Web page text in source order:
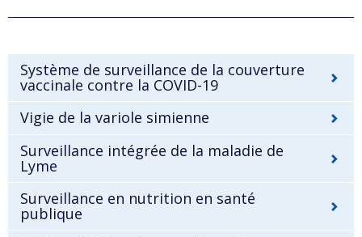
Système de surveillance de la couverture
vaccinale contre la COVID-19
Vigie de la variole simienne
Surveillance intégrée de la maladie de
Lyme
Surveillance en nutrition en santé
publique